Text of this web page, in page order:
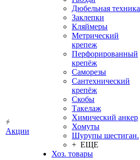
Акции
Дюбельная техника
Заклепки
Кляймеры
Метрический
крепеж
Перфорированный
крепёж
Саморезы
Сантехнический
крепёж
Скобы
Такелаж
Химический анкер
Хомуты
Шурупы шестиган.
+ ЕЩЕ
Хоз. товары